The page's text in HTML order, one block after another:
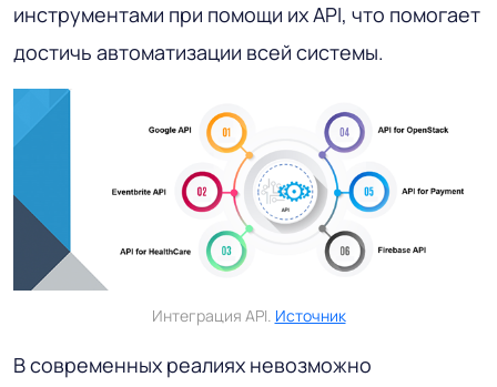
инструментами при помощи их API, что помогает
достичь автоматизации всей системы.
Интеграция API. Источник
В современных реалиях невозможно